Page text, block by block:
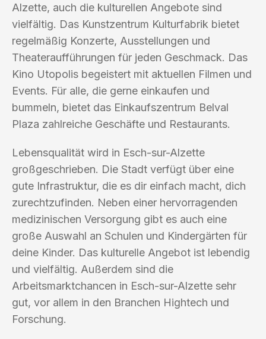
Alzette, auch die kulturellen Angebote sind
vielfältig. Das Kunstzentrum Kulturfabrik bietet
regelmäßig Konzerte, Ausstellungen und
Theateraufführungen für jeden Geschmack. Das
Kino Utopolis begeistert mit aktuellen Filmen und
Events. Für alle, die gerne einkaufen und
bummeln, bietet das Einkaufszentrum Belval
Plaza zahlreiche Geschäfte und Restaurants.
Lebensqualität wird in Esch-sur-Alzette
großgeschrieben. Die Stadt verfügt über eine
gute Infrastruktur, die es dir einfach macht, dich
zurechtzufinden. Neben einer hervorragenden
medizinischen Versorgung gibt es auch eine
große Auswahl an Schulen und Kindergärten für
deine Kinder. Das kulturelle Angebot ist lebendig
und vielfältig. Außerdem sind die
Arbeitsmarktchancen in Esch-sur-Alzette sehr
gut, vor allem in den Branchen Hightech und
Forschung.